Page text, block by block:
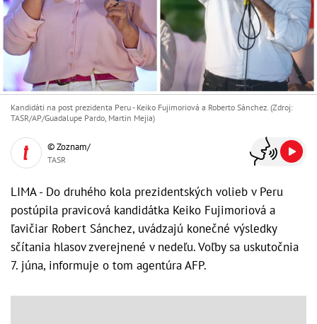
Kandidáti na post prezidenta Peru - Keiko Fujimoriová a Roberto Sánchez. (Zdroj:
TASR/AP/Guadalupe Pardo, Martin Mejia)
© Zoznam/
TASR
LIMA - Do druhého kola prezidentských volieb v Peru
postúpila pravicová kandidátka Keiko Fujimoriová a
ľavičiar Robert Sánchez, uvádzajú konečné výsledky
sčítania hlasov zverejnené v nedeľu. Voľby sa uskutočnia
7. júna, informuje o tom agentúra AFP.